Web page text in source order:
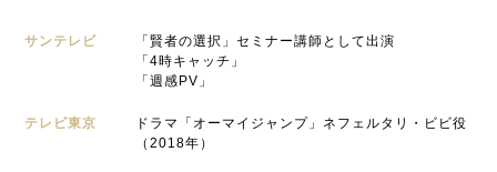
サンテレビ
「賢者の選択」セミナー講師として出演
「4時キャッチ」
「週感PV」
テレビ東京
ドラマ「オーマイジャンプ」ネフェルタリ・ビビ役
（2018年）